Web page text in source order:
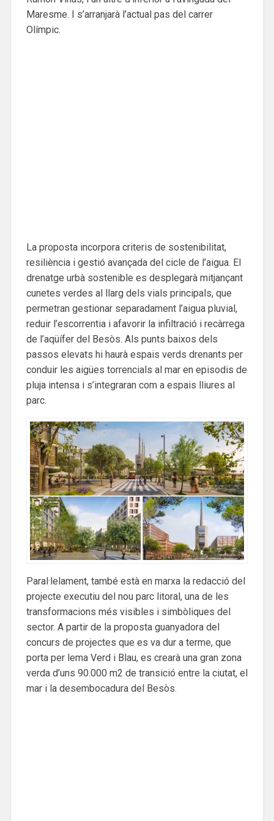
Maresme. I s’arranjarà l’actual pas del carrer
Olímpic.
La proposta incorpora criteris de sostenibilitat,
resiliència i gestió avançada del cicle de l’aigua. El
drenatge urbà sostenible es desplegarà mitjançant
cunetes verdes al llarg dels vials principals, que
permetran gestionar separadament l’aigua pluvial,
reduir l’escorrentia i afavorir la infiltració i recàrrega
de l’aqüífer del Besòs. Als punts baixos dels
passos elevats hi haurà espais verds drenants per
conduir les aigües torrencials al mar en episodis de
pluja intensa i s’integraran com a espais lliures al
parc.
Paral·lelament, també està en marxa la redacció del
projecte executiu del nou parc litoral, una de les
transformacions més visibles i simbòliques del
sector. A partir de la proposta guanyadora del
concurs de projectes que es va dur a terme, que
porta per lema Verd i Blau, es crearà una gran zona
verda d’uns 90.000 m2 de transició entre la ciutat, el
mar i la desembocadura del Besòs.